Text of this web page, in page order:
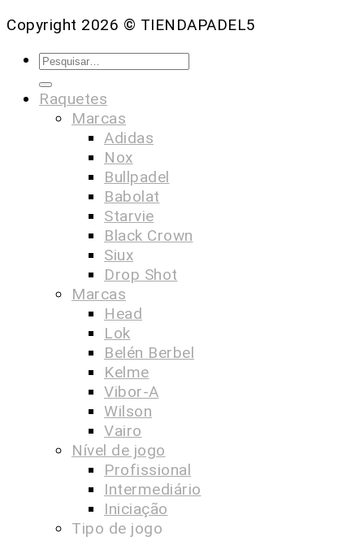
Copyright 2026 © TIENDAPADEL5
Raquetes
Marcas
Adidas
Nox
Bullpadel
Babolat
Starvie
Black Crown
Siux
Drop Shot
Marcas
Head
Lok
Belén Berbel
Kelme
Vibor-A
Wilson
Vairo
Nível de jogo
Profissional
Intermediário
Iniciação
Tipo de jogo